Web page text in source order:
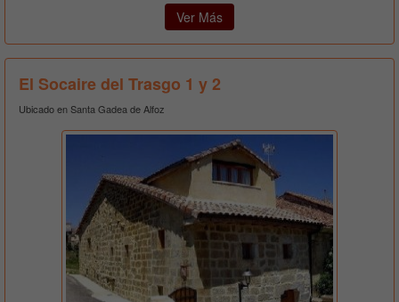
Ver Más
El Socaire del Trasgo 1 y 2
Ubicado en Santa Gadea de Alfoz